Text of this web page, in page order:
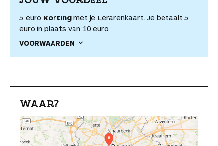
5 euro korting met je Lerarenkaart. Je betaalt 5
euro in plaats van 10 euro.
VOORWAARDEN
WAAR?